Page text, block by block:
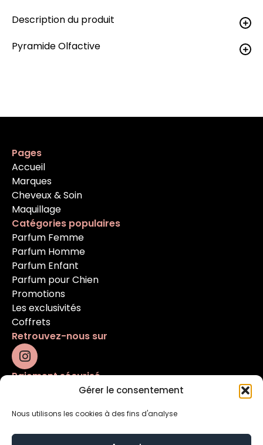
Gérer le consentement
Nous utilisons les cookies à des fins d'analyse
Description du produit
Pyramide Olfactive
Pages
Accueil
Marques
Cheveux & Soin
Maquillage
Catégories populaires
Parfum Femme
Parfum Homme
Parfum Enfant
Parfum pour Chien
Promotions
Les exclusivités
Coffrets
Retrouvez-nous sur
Paiement sécurisé